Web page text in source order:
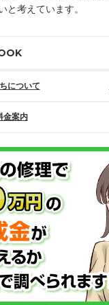
と考えています。
について
金案内